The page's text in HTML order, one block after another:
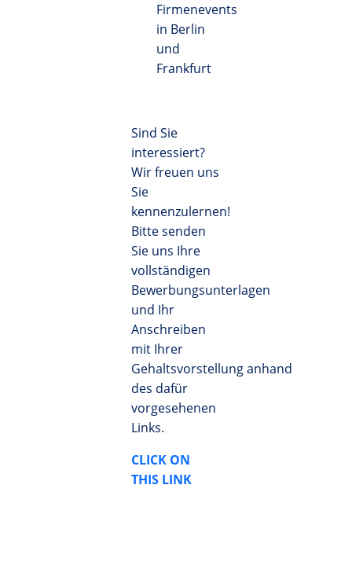
Firmenevents
in Berlin
und
Frankfurt
Sind Sie
interessiert?
Wir freuen uns
Sie
kennenzulernen!
Bitte senden
Sie uns Ihre
vollständigen
Bewerbungsunterlagen
und Ihr
Anschreiben
mit Ihrer
Gehaltsvorstellung anhand
des dafür
vorgesehenen
Links.
CLICK ON
THIS LINK